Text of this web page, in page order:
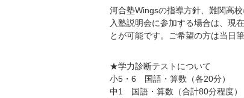
河合塾Wingsの指導方針、難関高
入塾説明会に参加する場合は、現
とが可能です。ご希望の方は当日
★学力診断テストについて
小5・6 国語・算数（各20分）
中1 国語・算数（合計80分程度）